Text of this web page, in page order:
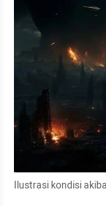
Ilustrasi kondisi